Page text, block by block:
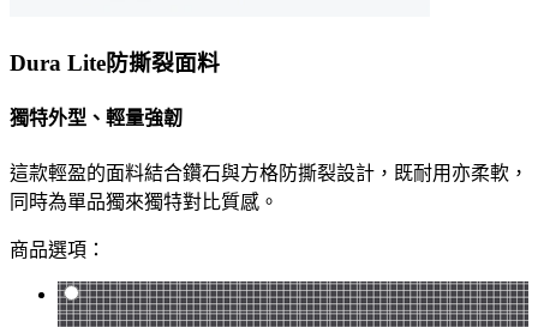
Dura Lite防撕裂面料
獨特外型、輕量強韌
這款輕盈的面料結合鑽石與方格防撕裂設計，既耐用亦柔軟，
同時為單品獨來獨特對比質感。
商品選項：